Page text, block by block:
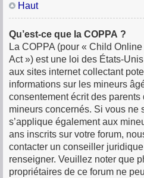
Haut
Qu’est-ce que la COPPA ?
La COPPA (pour « Child
Act ») est une loi des États-
aux sites internet collectant
informations sur les mineurs
consentement écrit des
mineurs concernés. Si vous ne
s’applique également aux
ans inscrits sur votre forum,
contacter un conseiller
renseigner. Veuillez noter que
propriétaires de ce forum ne